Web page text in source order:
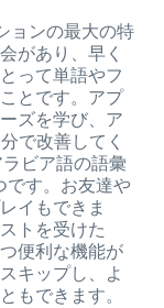
ョンの最大の特
があり、早く
って単語やフ
とです。アプ
ズを学び、ア
で改善してく
ビア語の語彙
です。お友達や
イもできま
トを受けた
便利な機能が
キップし、よ
もできます。